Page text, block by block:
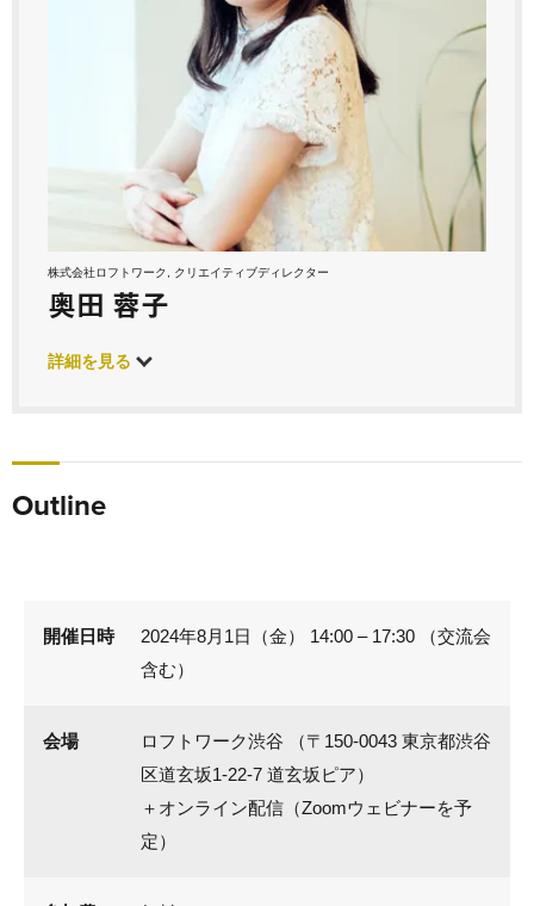
株式会社ロフトワーク, クリエイティブディレクター
奥田 蓉子
詳細を見る
Outline
開催日時
2024年8月1日（金） 14:00 – 17:30 （交流会
含む）
会場
ロフトワーク渋谷 （〒150-0043 東京都渋谷
区道玄坂1-22-7 道玄坂ピア）
＋オンライン配信（Zoomウェビナーを予
定）